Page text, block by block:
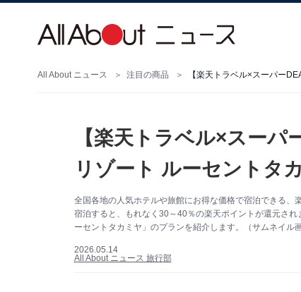
All About ニュース 注目の商品
【楽天トラベル×スーパ
リゾート ルーセントタ
全国各地の人気ホテルや旅館にお得な価格で宿泊できる
宿泊すると、もれなく30～40％の楽天ポイントが還元さ
ーセントタカミヤ」のプランを紹介します。（サムネイル
2026.05.14
All About ニュース 旅行部